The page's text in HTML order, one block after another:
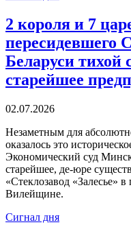
2 короля и 7
пересидевшего
Беларуси тихой
старейшее
02.07.2026
Незаметным для
оказалось это
Экономический суд
старейшее, де-юре
«Стеклозавод «Залесье»
Вилейщине.
Сигнал дня